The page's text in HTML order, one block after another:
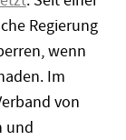
Regierung
wenn
Im
von
und